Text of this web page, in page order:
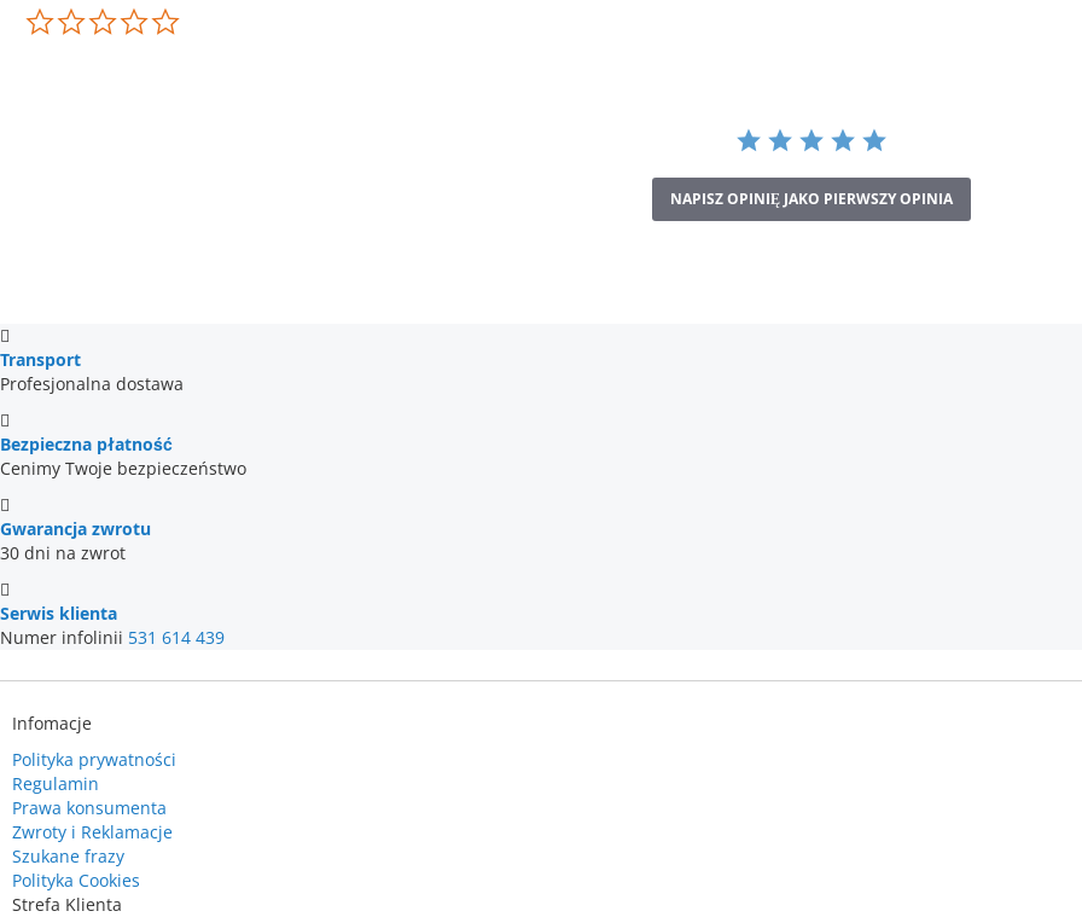
NAPISZ OPINIĘ JAKO PIERWSZY OPINIA
Transport
Profesjonalna dostawa
Bezpieczna płatność
Cenimy Twoje bezpieczeństwo
Gwarancja zwrotu
30 dni na zwrot
Serwis klienta
Numer infolinii 531 614 439
Infomacje
Polityka prywatności
Regulamin
Prawa konsumenta
Zwroty i Reklamacje
Szukane frazy
Polityka Cookies
Strefa Klienta